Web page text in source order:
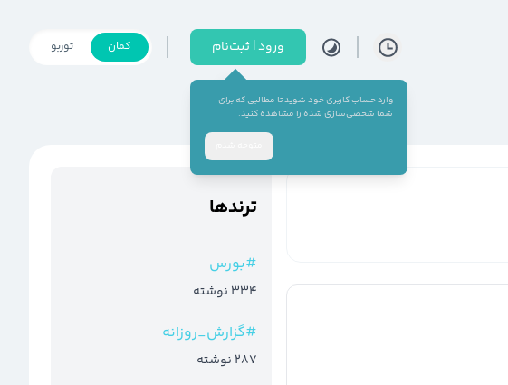
ورود | ثبت‌نام
وارد حساب کاربری خود شوید تا مطالبی که برای
شما شخصی‌سازی شده را مشاهده کنید.
کمان توربو
ترند‌ها
#بورس
334 نوشته
#گزارش_روزانه
287 نوشته